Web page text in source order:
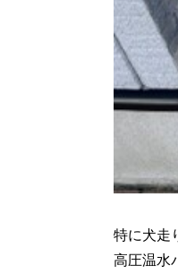
特に犬走
高圧温水